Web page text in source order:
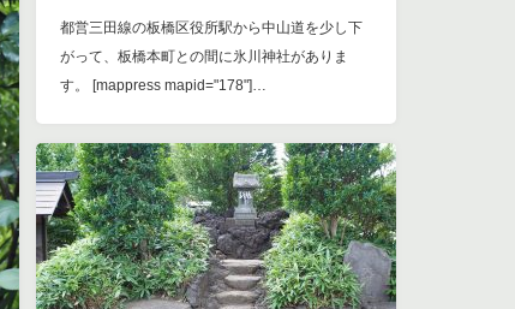
都営三田線の板橋区役所駅から中山道を少し下
がって、板橋本町との間に氷川神社がありま
す。 [mappress mapid="178"]…